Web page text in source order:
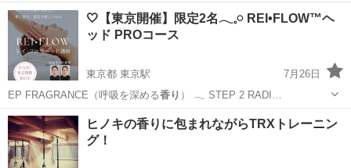
千葉 松戸市 新松戸駅 ヘッドスパ
🤍【東京開催】限定2名𓂃𓈒𓏸 REI•FLOW™ヘ
ッド PROコース
東京都 東京駅
7月26日
EP FRAGRANCE（呼吸を深める香り ） 𓂃 STEP 2 RADI…
東京 江東区 東京駅 ヘッドスパ ヘッド
ヒノキの香りに包まれながらTRXトレーニン
グ！